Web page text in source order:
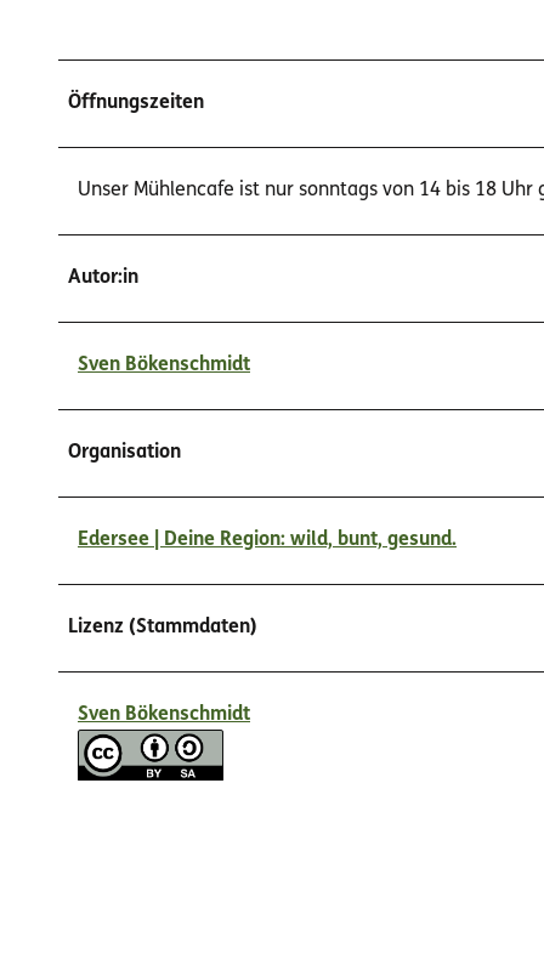
Öffnungszeiten
Unser Mühlencafe ist nur sonntags von 14 bis 18 Uhr
Autor:in
Sven Bökenschmidt
Organisation
Edersee | Deine Region: wild, bunt, gesund.
Lizenz (Stammdaten)
Sven Bökenschmidt